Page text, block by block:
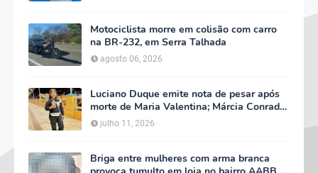
Motociclista morre em colisão com carro
na BR-232, em Serra Talhada
agosto 06, 2026
Luciano Duque emite nota de pesar após
morte de Maria Valentina; Márcia Conrado
decreta luto oficial de três dias em Serra
Talhada
julho 11, 2026
Briga entre mulheres com arma branca